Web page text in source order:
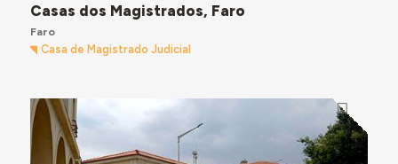
Casas dos Magistrados, Faro
Faro
Casa de Magistrado Judicial